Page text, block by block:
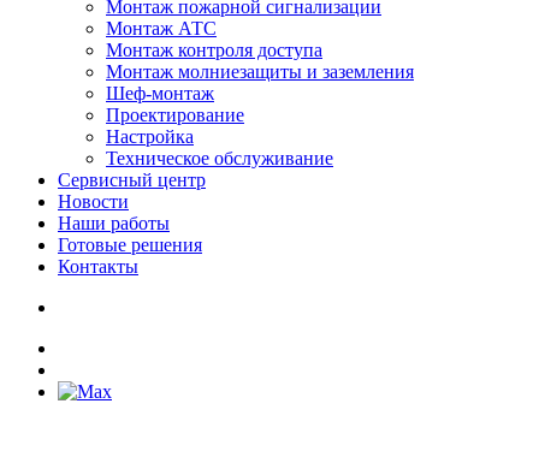
Монтаж пожарной сигнализации
Монтаж АТС
Монтаж контроля доступа
Монтаж молниезащиты и заземления
Шеф-монтаж
Проектирование
Настройка
Техническое обслуживание
Сервисный центр
Новости
Наши работы
Готовые решения
Контакты